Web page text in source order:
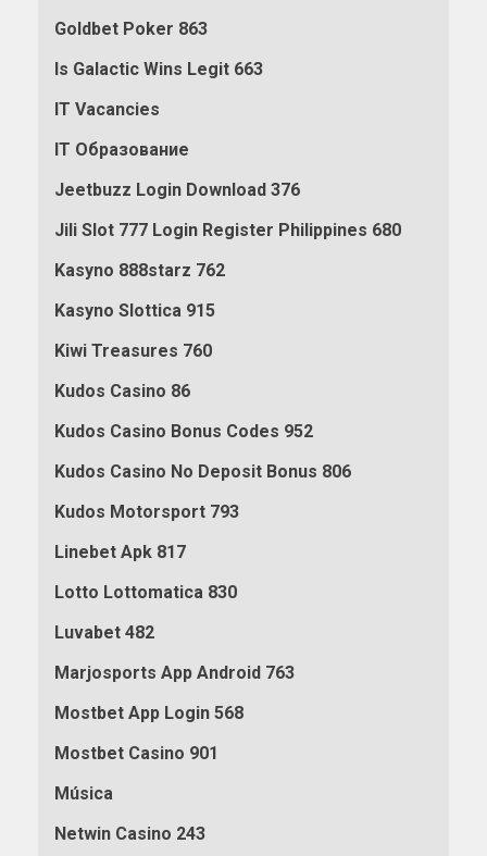
Goldbet Poker 863
Is Galactic Wins Legit 663
IT Vacancies
IT Образование
Jeetbuzz Login Download 376
Jili Slot 777 Login Register Philippines 680
Kasyno 888starz 762
Kasyno Slottica 915
Kiwi Treasures 760
Kudos Casino 86
Kudos Casino Bonus Codes 952
Kudos Casino No Deposit Bonus 806
Kudos Motorsport 793
Linebet Apk 817
Lotto Lottomatica 830
Luvabet 482
Marjosports App Android 763
Mostbet App Login 568
Mostbet Casino 901
Música
Netwin Casino 243